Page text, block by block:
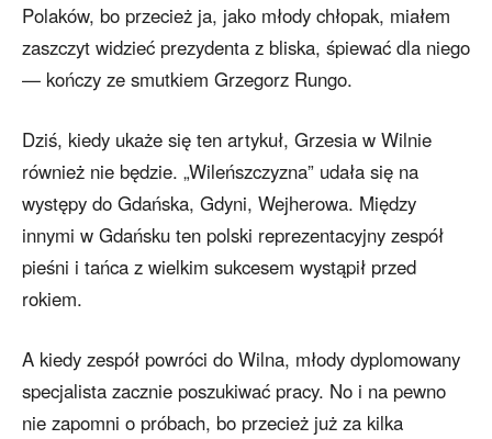
Polaków, bo przecież ja, jako młody chłopak, miałem
zaszczyt widzieć prezydenta z bliska, śpiewać dla niego
— kończy ze smutkiem Grzegorz Rungo.
Dziś, kiedy ukaże się ten artykuł, Grzesia w Wilnie
również nie będzie. „Wileńszczyzna” udała się na
występy do Gdańska, Gdyni, Wejherowa. Między
innymi w Gdańsku ten polski reprezentacyjny zespół
pieśni i tańca z wielkim sukcesem wystąpił przed
rokiem.
A kiedy zespół powróci do Wilna, młody dyplomowany
specjalista zacznie poszukiwać pracy. No i na pewno
nie zapomni o próbach, bo przecież już za kilka